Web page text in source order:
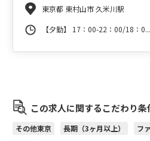
東京都 東村山市 久米川駅
【夕勤】 17：00-22：00/18：0...
この求人に関するこだわり
その他東京 長期（3ヶ月以上）
フ